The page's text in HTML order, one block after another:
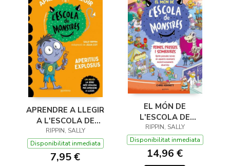
APRENDRE A LLEGIR
A L'ESCOLA DE
MONSTRES 19 -
APERITIUS
EXPLOSIUS
RIPPIN, SALLY
Disponibilitat inmediata
7,95 €
EL MÓN DE
L'ESCOLA DE
MONSTRES 2 -
FEINES,
ESTABLIMENTS I
TOTS CONTENTS
RIPPIN, SALLY
Disponibilitat inmediata
14,96 €